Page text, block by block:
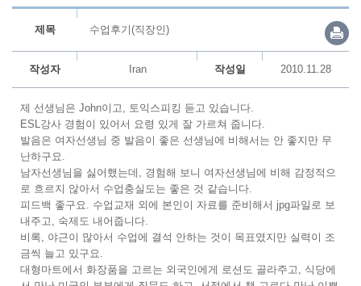
제목 수업후기(직장인)
작성자 Iran 작성일 2010.11.28
제 선생님은 John이고, 토익스피킹 듣고 있습니다.
ESL강사 경험이 있어서 요령 있게 잘 가르쳐 줍니다.
발음은 여자선생님 중 발음이 좋은 선생님에 비해서는 안 좋지만 무
난하구요.
남자선생님을 싫어했는데, 경험해 보니 여자선생님에 비해 감정적으
로 흐르지 않아서 수업충실도는 좋은 것 같습니다.
피드백 좋구요. 수업교재 외에 본인이 자료를 준비해서 jpg파일로 보
내주고, 숙제도 내어줍니다.
비록, 야근이 많아서 수업에 결석 안하는 것이 목표였지만 실력이 조
금씩 늘고 있구요.
대형마트에서 화장품을 고르는 외국인에게 로션도 골라주고, 식당에